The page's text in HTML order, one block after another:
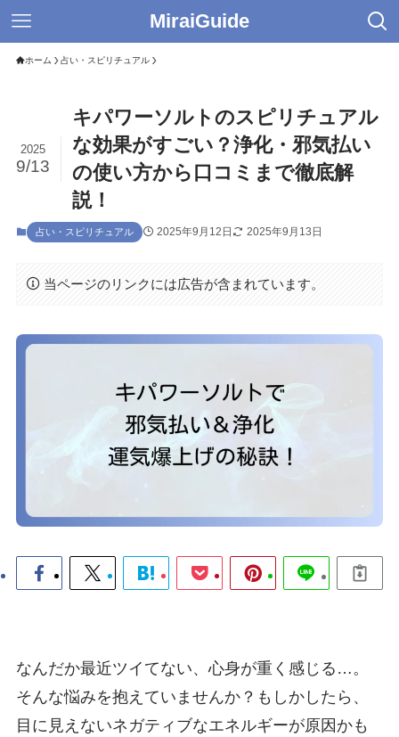
MiraiGuide
ホーム 占い・スピリチュアル
キパワーソルトのスピリチュアル
な効果がすごい？浄化・邪気払い
の使い方から口コミまで徹底解
説！
2025
9/13
占い・スピリチュアル 2025年9月12日 2025年9月13日
当ページのリンクには広告が含まれています。
なんだか最近ツイてない、心身が重く感じる…。
そんな悩みを抱えていませんか？もしかしたら、
目に見えないネガティブなエネルギーが原因かも